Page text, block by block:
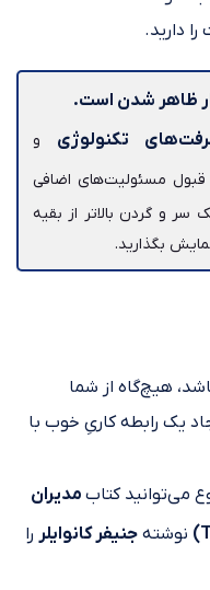
دارید.
ظاهر شدن است.
تکنولوژی و
قبول مسئولیت‌های اضافی
سر و گردن بالاتر از بقیه
بگذارید.
هیچ‌گاه از شما
یک رابطه کاریِ خوب با
می‌توانید کتابمدیران
نوشته جنیفر کانوایلررا